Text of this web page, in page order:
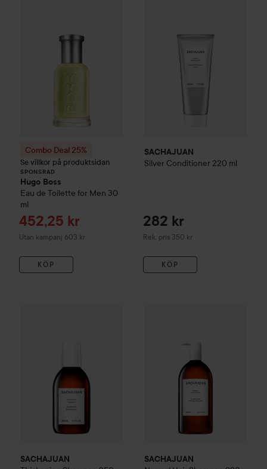
Combo Deal 25%
Se villkor på produktsidan
SPONSRAD
Hugo Boss
Eau de Toilette for Men 30
ml
Reapris
452,25 kr
Utan kampanj 603 kr
KÖP
SACHAJUAN
Silver Conditioner 220 ml
282 kr
Rek. pris 350 kr
Rekommenderat pris 350 kr
KÖP
SACHAJUAN SACHAJUAN